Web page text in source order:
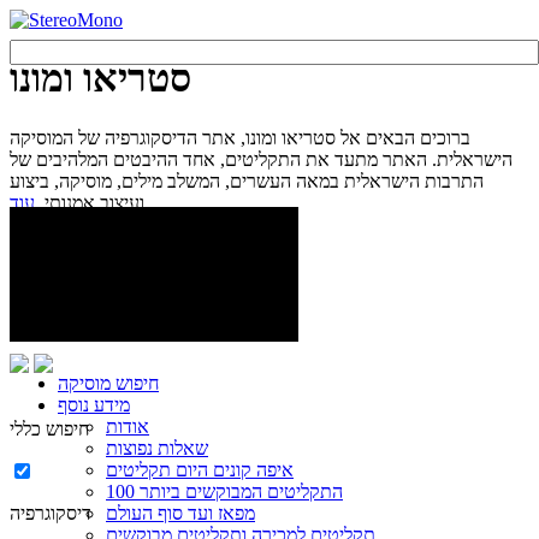
סטריאו ומונו
ברוכים הבאים אל סטריאו ומונו, אתר הדיסקוגרפיה של המוסיקה
הישראלית. האתר מתעד את התקליטים, אחד ההיבטים המלהיבים של
התרבות הישראלית במאה העשרים, המשלב מילים, מוסיקה, ביצוע
ועיצוב אמנותי.עוד...
חיפוש מוסיקה
מידע נוסף
אודות
שאלות נפוצות
איפה קונים היום תקליטים
100 התקליטים המבוקשים ביותר
מפאז ועד סוף העולם
תקליטים למכירה ותקליטים מבוקשים
חיפוש כללי
דיסקוגרפיה